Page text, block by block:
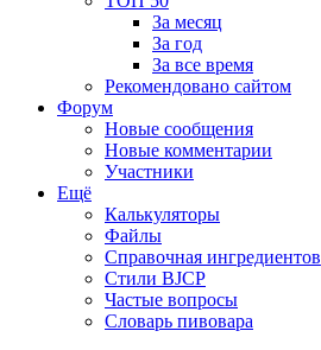
За месяц
За год
За все время
Рекомендовано сайтом
Форум
Новые сообщения
Новые комментарии
Участники
Ещё
Калькуляторы
Файлы
Справочная ингредиентов
Стили BJCP
Частые вопросы
Словарь пивовара